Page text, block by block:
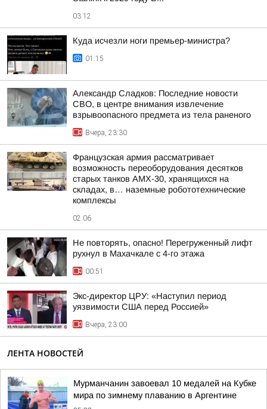
03:12
Куда исчезли ноги премьер-министра?
01:15
Александр Сладков: Последние новости
СВО, в центре внимания извлечение
взрывоопасного предмета из тела раненого
Вчера, 23:30
Французская армия рассматривает
возможность переоборудования десятков
старых танков AMX-30, хранящихся на
складах, в… наземные робототехнические
комплексы
02:06
Не повторять, опасно! Перегруженный лифт
рухнул в Махачкале с 4-го этажа
00:51
Экс-директор ЦРУ: «Наступил период
уязвимости США перед Россией»
Вчера, 23:00
ЛЕНТА НОВОСТЕЙ
Мурманчанин завоевал 10 медалей на Кубке
мира по зимнему плаванию в Аргентине